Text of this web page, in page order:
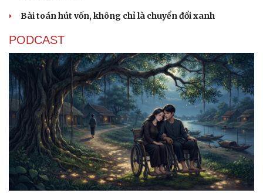
Bài toán hút vốn, không chỉ là chuyển đổi xanh
PODCAST